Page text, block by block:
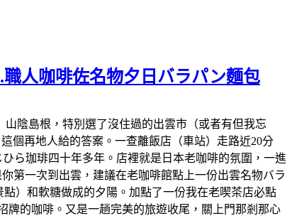
人咖啡佐名物夕日バラパン麵包
山陰島根，特別選了沒住過的出雲市（或者有但我忘
個再地人給的答案。一查離飯店（車站）走路近20分
ら珈琲四十年多年。店裡就是日本老咖啡的氛圍，一進
第一次到出雲，建議在老咖啡館點上一份出雲名物バラ
）和軟糖做成的夕陽。加點了一份我在老喫茶店必點
牌的咖啡。又是一趟完美的旅遊收尾，關上門那剎那心